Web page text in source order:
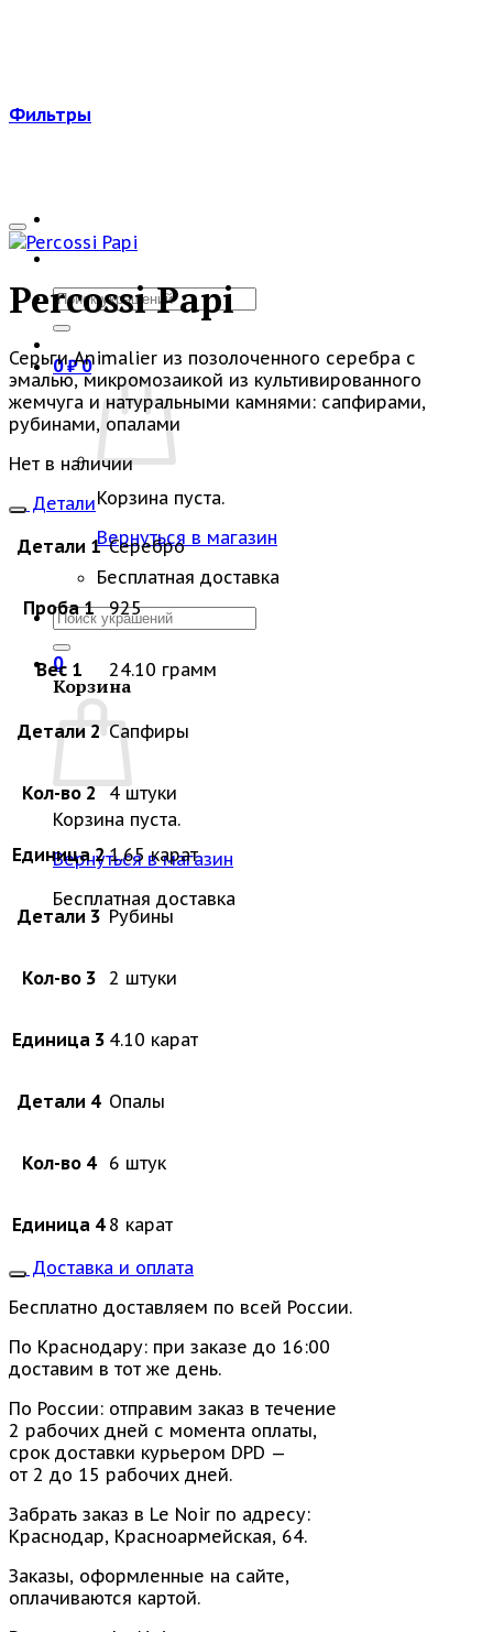
Искать:
0₽ 0
Корзина пуста.
Вернуться в магазин
Бесплатная доставка
Искать:
0
Корзина
Корзина пуста.
Вернуться в магазин
Бесплатная доставка
Фильтры
Percossi Papi
Серьги Animalier из позолоченного серебра с
эмалью, микромозаикой из культивированного
жемчуга и натуральными камнями: сапфирами,
рубинами, опалами
Нет в наличии
Детали
Детали 1 Серебро
Проба 1 925
Вес 1 24.10 грамм
Детали 2 Сапфиры
Кол-во 2 4 штуки
Единица 2 1.65 карат
Детали 3 Рубины
Кол-во 3 2 штуки
Единица 3 4.10 карат
Детали 4 Опалы
Кол-во 4 6 штук
Единица 4 8 карат
Доставка и оплата
Бесплатно доставляем по всей России.
По Краснодару: при заказе до 16:00
доставим в тот же день.
По России: отправим заказ в течение
2 рабочих дней с момента оплаты,
срок доставки курьером DPD —
от 2 до 15 рабочих дней.
Забрать заказ в Le Noir по адресу:
Краснодар, Красноармейская, 64.
Заказы, оформленные на сайте,
оплачиваются картой.